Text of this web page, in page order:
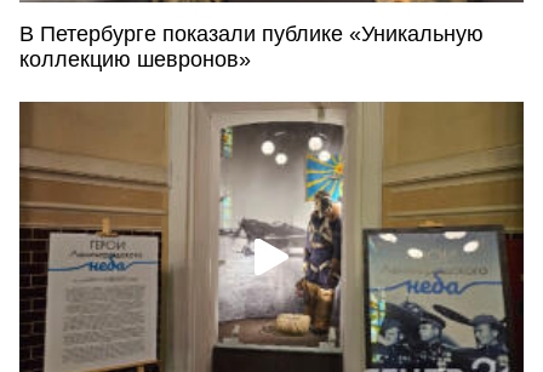
В Петербурге показали публике «Уникальную
коллекцию шевронов»